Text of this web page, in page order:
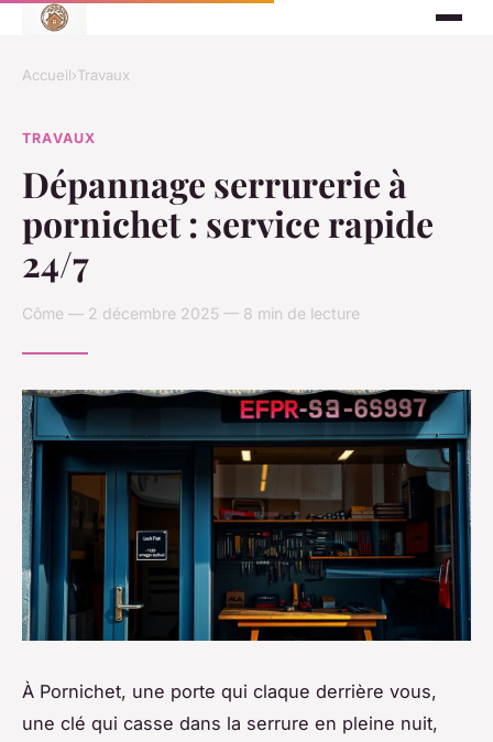
Accueil›Travaux
TRAVAUX
Dépannage serrurerie à
pornichet : service rapide
24/7
Côme — 2 décembre 2025 — 8 min de lecture
À Pornichet, une porte qui claque derrière vous,
une clé qui casse dans la serrure en pleine nuit,